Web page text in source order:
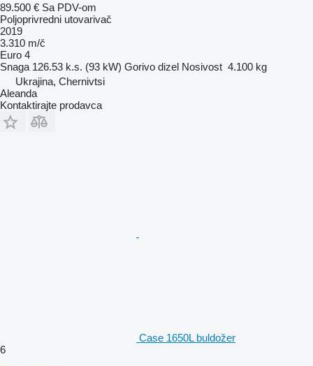
89.500 € Sa PDV-om
Poljoprivredni utovarivač
2019
3.310 m/č
Euro 4
Snaga 126.53 k.s. (93 kW) Gorivo dizel Nosivost 4.100 kg
Ukrajina, Chernivtsi
Aleanda
Kontaktirajte prodavca
Case 1650L buldožer
6